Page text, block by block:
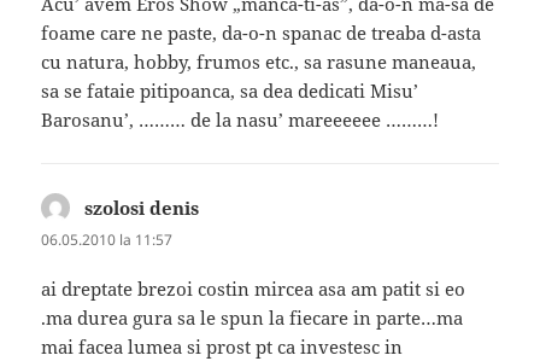
foame care ne paste, da-o-n spanac de treaba d-asta
cu natura, hobby, frumos etc., sa rasune maneaua,
sa se fataie pitipoanca, sa dea dedicati Misu’
Barosanu’, ……… de la nasu’ mareeeeee ………!
szolosi denis
06.05.2010 la 11:57
ai dreptate brezoi costin mircea asa am patit si eo
.ma durea gura sa le spun la fiecare in parte…ma
mai facea lumea si prost pt ca investesc in